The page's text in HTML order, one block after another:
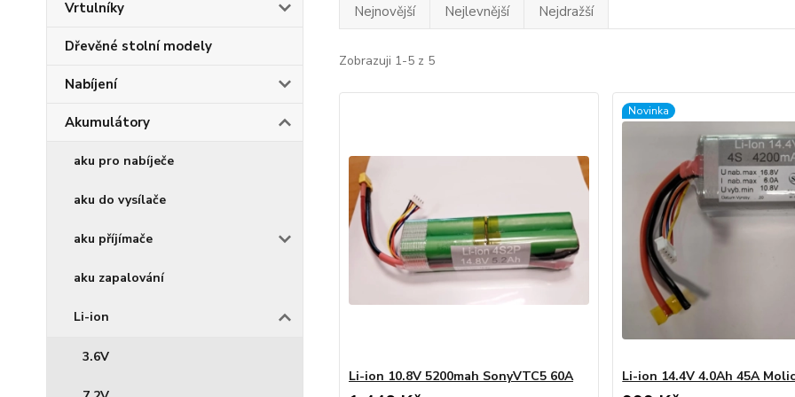
Vrtulníky
Dřevěné stolní modely
Nabíjení
Akumulátory
aku pro nabíječe
aku do vysílače
aku příjímače
aku zapalování
Li-ion
3.6V
Nejnovější Nejlevnější Nejdražší
Zobrazuji 1-5 z 5
Li-ion 10.8V 5200mah SonyVTC5 60A
Novinka
Li-ion 14.4V 4.0Ah 45A